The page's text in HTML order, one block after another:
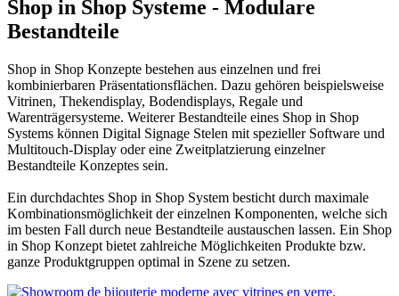
Shop in Shop Systeme - Modulare
Bestandteile
Shop in Shop Konzepte bestehen aus einzelnen und frei
kombinierbaren Präsentationsflächen. Dazu gehören beispielsweise
Vitrinen, Thekendisplay, Bodendisplays, Regale und
Warenträgersysteme. Weiterer Bestandteile eines Shop in Shop
Systems können Digital Signage Stelen mit spezieller Software und
Multitouch-Display oder eine Zweitplatzierung einzelner
Bestandteile Konzeptes sein.
Ein durchdachtes Shop in Shop System besticht durch maximale
Kombinationsmöglichkeit der einzelnen Komponenten, welche sich
im besten Fall durch neue Bestandteile austauschen lassen. Ein Shop
in Shop Konzept bietet zahlreiche Möglichkeiten Produkte bzw.
ganze Produktgruppen optimal in Szene zu setzen.